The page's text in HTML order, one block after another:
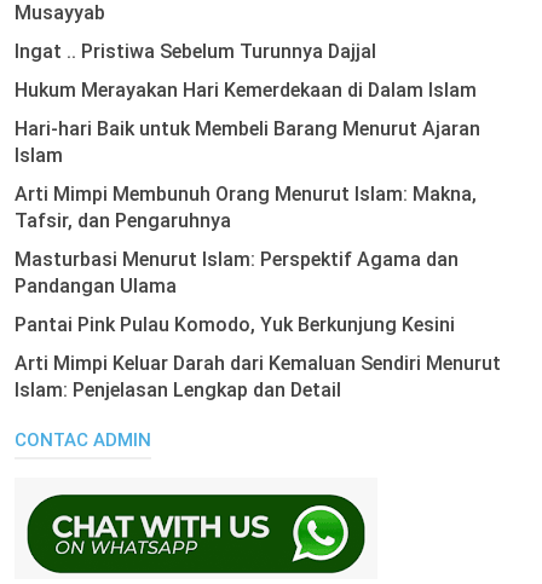
Musayyab
Ingat .. Pristiwa Sebelum Turunnya Dajjal
Hukum Merayakan Hari Kemerdekaan di Dalam Islam
Hari-hari Baik untuk Membeli Barang Menurut Ajaran
Islam
Arti Mimpi Membunuh Orang Menurut Islam: Makna,
Tafsir, dan Pengaruhnya
Masturbasi Menurut Islam: Perspektif Agama dan
Pandangan Ulama
Pantai Pink Pulau Komodo, Yuk Berkunjung Kesini
Arti Mimpi Keluar Darah dari Kemaluan Sendiri Menurut
Islam: Penjelasan Lengkap dan Detail
CONTAC ADMIN